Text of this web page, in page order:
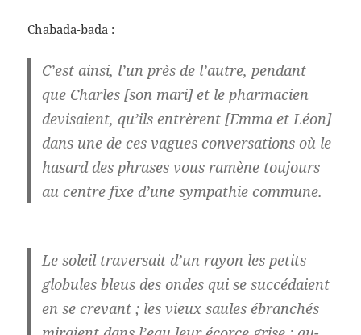
Chabada-bada :
C’est ainsi, l’un près de l’autre, pendant
que Charles [son mari] et le pharmacien
devisaient, qu’ils entrèrent [Emma et Léon]
dans une de ces vagues conversations où le
hasard des phrases vous ramène toujours
au centre fixe d’une sympathie commune.
Le soleil traversait d’un rayon les petits
globules bleus des ondes qui se succédaient
en se crevant ; les vieux saules ébranchés